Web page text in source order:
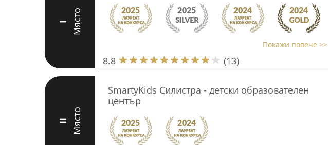
I Място
Покажи повече >>
8.8 (13)
II Място
SmartyKids Силистра - детски образователен
център